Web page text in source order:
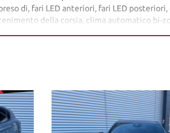
di, fari LED anteriori, fari LED
della corsia, clima automatico bi-
presso la nostra sede principale di